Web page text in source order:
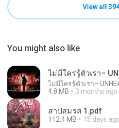
View all
You might also like
4.8 MB
3 months ago
สาปสมรส 1.pdf
112.4 MB 15 days ago